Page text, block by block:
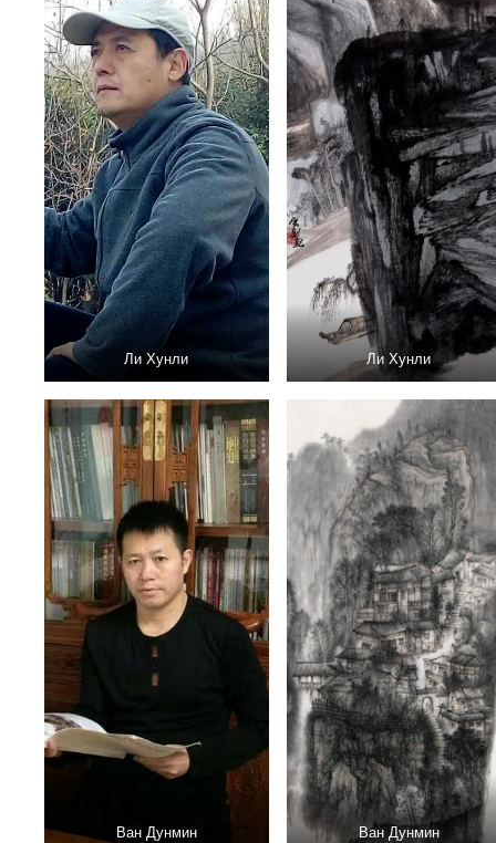
Ли Хунли Ли Хунли
Ван Дунмин Ван Дунмин